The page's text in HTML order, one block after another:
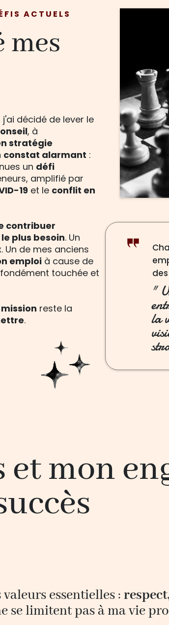
ACTUELS
mes
j'ai décidé de lever le
, à
stratégie
constat alarmant :
un défi
amplifié par
19 et le conflit en
contribuer
le plus besoin. Un
de mes anciens
emploi à cause de
touchée et
mission reste la
.
"
la
et mon
essentielles :
se limitent pas à ma vie